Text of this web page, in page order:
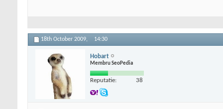
18th October 2009, 14:30
Hobart
Membru SeoPedia
Reputatie: 38